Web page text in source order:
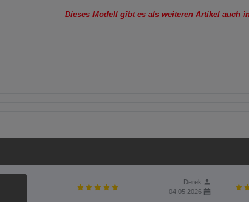
Dieses Modell gibt es als weiteren Artikel auch
Derek
04.05.2026